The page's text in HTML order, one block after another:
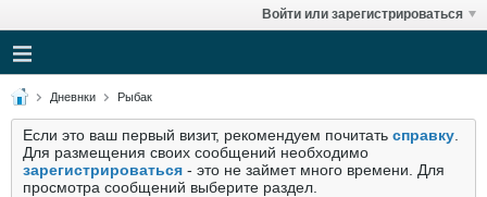
Войти или зарегистрироваться
Дневнки Рыбак
Если это ваш первый визит, рекомендуем почитать справку
Для размещения своих сообщений необходимо
зарегистрироваться - это не займет много времени. Для
просмотра сообщений выберите раздел.